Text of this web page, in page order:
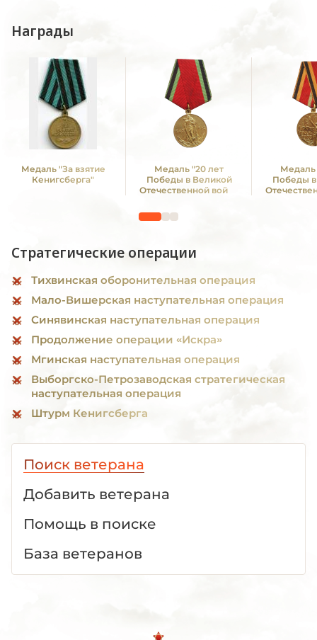
Награды
Медаль "За взятие
Кенигсберга"
Медаль "20 лет
Победы в Великой
Отечественной войне
Медаль
Победы
Стратегические операции
Тихвинская оборонительная операция
Мало-Вишерская наступательная операция
Синявинская наступательная операция
Продолжение операции «Искра»
Мгинская наступательная операция
Выборгско-Петрозаводская стратегическая
наступательная операция
Штурм Кенигсберга
Поиск ветерана
Добавить ветерана
Помощь в поиске
База ветеранов